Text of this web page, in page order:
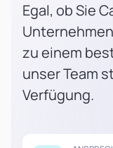
Egal, ob Sie
zu einem
unser Team
Verfügung.